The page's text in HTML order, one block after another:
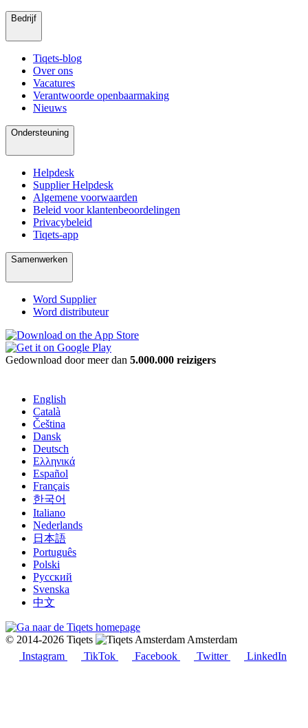
Bedrijf
Tiqets-blog
Over ons
Vacatures
Verantwoorde openbaarmaking
Nieuws
Ondersteuning
Helpdesk
Supplier Helpdesk
Algemene voorwaarden
Beleid voor klantenbeoordelingen
Privacybeleid
Tiqets-app
Samenwerken
Word Supplier
Word distributeur
Gedownload door meer dan 5.000.000 reizigers
English
Català
Čeština
Dansk
Deutsch
Ελληνικά
Español
Français
한국어
Italiano
Nederlands
日本語
Português
Polski
Русский
Svenska
中文
© 2014-2026 Tiqets
Amsterdam
Instagram
TikTok Facebook Twitter LinkedIn